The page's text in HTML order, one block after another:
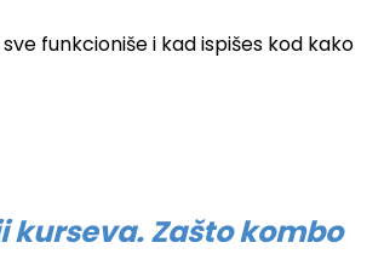
funkcioniše i kad ispišes kod kako
Zašto kombo